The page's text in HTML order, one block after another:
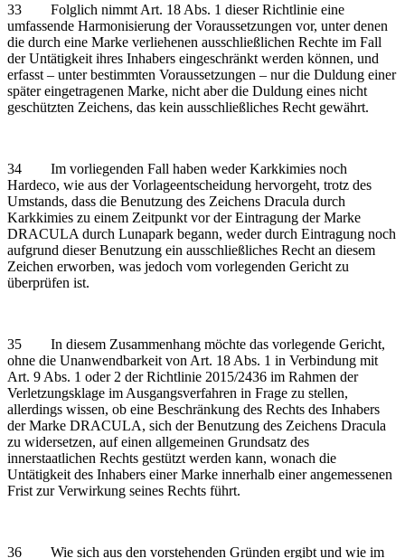
33 Folglich nimmt Art. 18 Abs. 1 dieser Richtlinie eine
umfassende Harmonisierung der Voraussetzungen vor, unter denen
die durch eine Marke verliehenen ausschließlichen Rechte im Fall
der Untätigkeit ihres Inhabers eingeschränkt werden können, und
erfasst – unter bestimmten Voraussetzungen – nur die Duldung einer
später eingetragenen Marke, nicht aber die Duldung eines nicht
geschützten Zeichens, das kein ausschließliches Recht gewährt.
34 Im vorliegenden Fall haben weder Karkkimies noch
Hardeco, wie aus der Vorlageentscheidung hervorgeht, trotz des
Umstands, dass die Benutzung des Zeichens Dracula durch
Karkkimies zu einem Zeitpunkt vor der Eintragung der Marke
DRACULA durch Lunapark begann, weder durch Eintragung noch
aufgrund dieser Benutzung ein ausschließliches Recht an diesem
Zeichen erworben, was jedoch vom vorlegenden Gericht zu
überprüfen ist.
35 In diesem Zusammenhang möchte das vorlegende Gericht,
ohne die Unanwendbarkeit von Art. 18 Abs. 1 in Verbindung mit
Art. 9 Abs. 1 oder 2 der Richtlinie 2015/2436 im Rahmen der
Verletzungsklage im Ausgangsverfahren in Frage zu stellen,
allerdings wissen, ob eine Beschränkung des Rechts des Inhabers
der Marke DRACULA, sich der Benutzung des Zeichens Dracula
zu widersetzen, auf einen allgemeinen Grundsatz des
innerstaatlichen Rechts gestützt werden kann, wonach die
Untätigkeit des Inhabers einer Marke innerhalb einer angemessenen
Frist zur Verwirkung seines Rechts führt.
36 Wie sich aus den vorstehenden Gründen ergibt und wie im